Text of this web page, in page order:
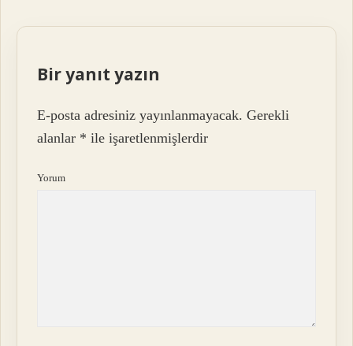
Bir yanıt yazın
E-posta adresiniz yayınlanmayacak. Gerekli
alanlar * ile işaretlenmişlerdir
Yorum